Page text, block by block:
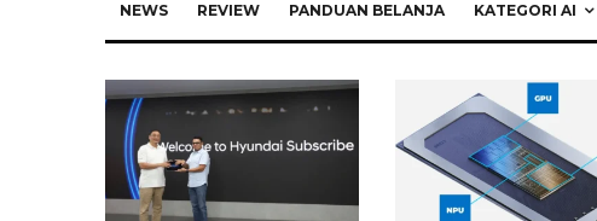
NEWS REVIEW PANDUAN BELANJA KATEGORI AI